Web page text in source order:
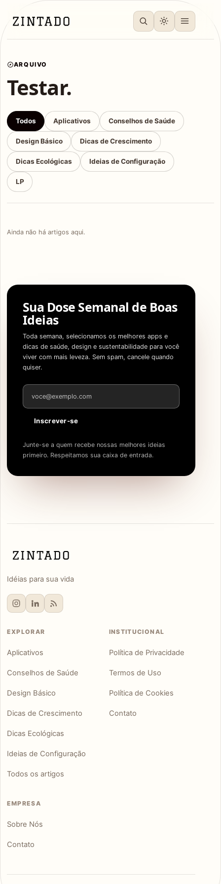
ARQUIVO
Testar.
Todos Aplicativos Conselhos de Saúde
Design Básico Dicas de Crescimento
Dicas Ecológicas Ideias de Configuração
LP
Ainda não há artigos aqui.
Sua Dose Semanal de Boas
Ideias
Toda semana, selecionamos os melhores apps e
dicas de saúde, design e sustentabilidade para você
viver com mais leveza. Sem spam, cancele quando
quiser.
Endereço de e-mail
Inscrever-se
Junte-se a quem recebe nossas melhores ideias
primeiro. Respeitamos sua caixa de entrada.
Idéias para sua vida
EXPLORAR
Aplicativos
Conselhos de Saúde
Design Básico
Dicas de Crescimento
Dicas Ecológicas
Ideias de Configuração
Todos os artigos
INSTITUCIONAL
Política de Privacidade
Termos de Uso
Política de Cookies
Contato
EMPRESA
Sobre Nós
Contato